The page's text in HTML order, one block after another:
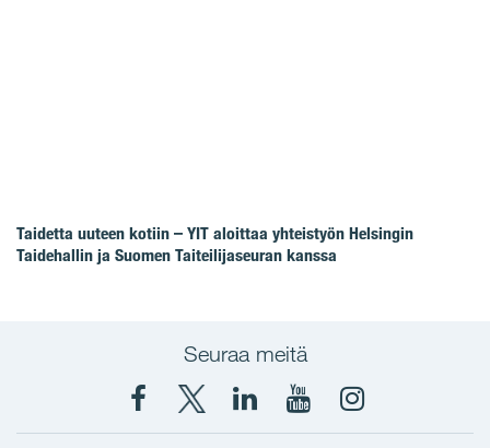
Taidetta uuteen kotiin – YIT aloittaa yhteistyön Helsingin
Taidehallin ja Suomen Taiteilijaseuran kanssa
Seuraa meitä
Facebook
X
YITYITInstagram